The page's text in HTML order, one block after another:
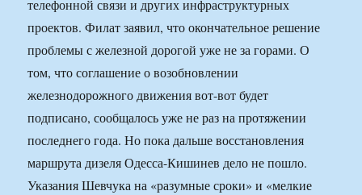
телефонной связи и других инфраструктурных
проектов. Филат заявил, что окончательное решение
проблемы с железной дорогой уже не за горами. О
том, что соглашение о возобновлении
железнодорожного движения вот-вот будет
подписано, сообщалось уже не раз на протяжении
последнего года. Но пока дальше восстановления
маршрута дизеля Одесса-Кишинев дело не пошло.
Указания Шевчука на «разумные сроки» и «мелкие